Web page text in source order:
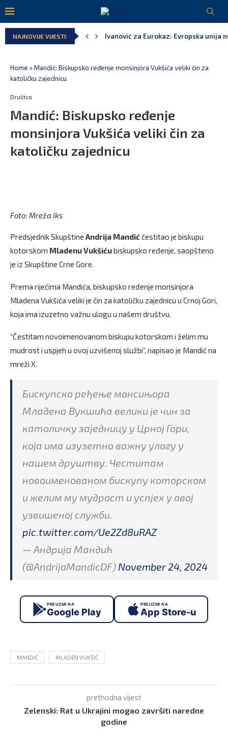
NAJNOVIJE VIJESTI:
Ivanović za Eurokaz: Evropska unija
Home »Mandić: Biskupsko ređenje monsinjora Vukšića veliki čin za
katoličku zajednicu
Društvo
Mandić: Biskupsko ređenje
monsinjora Vukšića veliki čin za
katoličku zajednicu
Foto: Mreža Iks
Predsjednik Skupštine Andrija Mandić čestitao je biskupu
kotorskom Mladenu Vukšićubiskupsko ređenje, saopšteno
je iz Skupštine Crne Gore.
Prema riječima Mandića, biskupsko ređenje monsinjora
Mladena Vukšića veliki je čin za katoličku zajednicu u Crnoj Gori,
koja ima izuzetno važnu ulogu u našem društvu.
“Čestitam novoimenovanom biskupu kotorskom i želim mu
mudrost i uspjeh u ovoj uzvišenoj službi”, napisao je Mandić na
mreži X.
Бискупско ређење монсињора
Младена Вукшића велики је чин за
католичку заједницу у Црној Гори,
која има изузетно важну улогу у
нашем друштву. Честитам
новоименованом бискупу которском
и желим му мудрост и успјех у овој
узвишеној служби.
pic.twitter.com/Ue2Zd8uRAZ
— Андрија Мандић
(@AndrijaMandicDF) November 24, 2024
PREUZMI NA
Google Play
PREUZMI NA
App Store-u
MANDIĆ MLADEN VUKŠIĆ
prethodna vijest
Zelenski: Rat u Ukrajini mogao završiti naredne
godine